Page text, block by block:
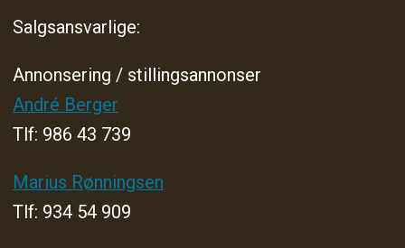
Salgsansvarlige:
Annonsering / stillingsannonser
André Berger
Tlf: 986 43 739
Marius Rønningsen
Tlf: 934 54 909